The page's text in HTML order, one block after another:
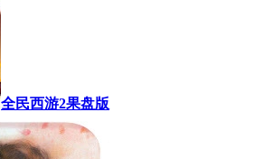
全民西游2果盘版